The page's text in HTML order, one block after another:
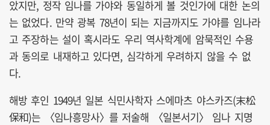
았지만, 정작 임나를 가야와 동일하게 볼 것인가에 대한 논의
는 없었다. 만약 광복 78년이 되는 지금까지도 가야를 임나라
고 주장하는 설이 혹시라도 우리 역사학계에 암묵적인 수용
과 동의로 내재하고 있다면, 심각하게 우려하지 않을 수 없
다.
해방 후인 1949년 일본 식민사학자 스에마츠 야스카즈(末松
保和)는 〈임나흥망사〉를 저술해 〈일본서기〉 임나 지명